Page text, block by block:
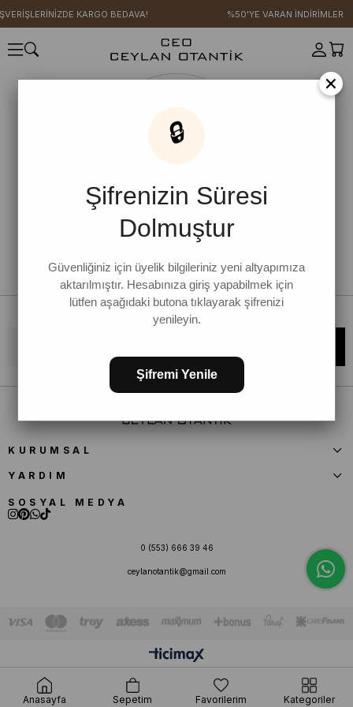
KARGO BEDAVA! %50'YE VARAN İNDİRİMLER
Bültene kaydolun, kampanya ve yenilikleri kaçırmayın!
KURUMSAL
YARDIM
SOSYAL MEDYA
0 (553) 666 39 46
ceylanotantik@gmail.com
×
🔒
Şifrenizin Süresi
Dolmuştur
Güvenliğiniz için üyelik bilgileriniz yeni altyapımıza
aktarılmıştır. Hesabınıza giriş yapabilmek için
lütfen aşağıdaki butona tıklayarak şifrenizi
yenileyin.
Şifremi Yenile
Anasayfa Sepetim Favorilerim Kategoriler